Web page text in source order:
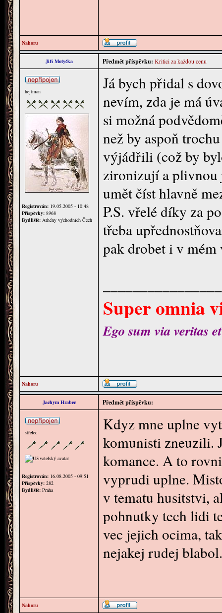
Nahoru
Jiří Motyčka Předmět příspěvku: Kritici za každou cenu
hejtman
Registrován: 19.05.2005 - 10:48
Příspěvky: 8968
Bydliště: Athény východních Čech
Já bych přidal s
nevím, zda je má
si možná
než by aspoň
výjádřili (což by
zironizují a plivnou
umět číst hlavně
P.S. vřelé díky za
třeba
pak drobet i v
Super omnia
Ego sum via veritas
Nahoru
Jachym Hrabec Předmět příspěvku:
střelec
Registrován: 16.08.2005 - 09:51
Příspěvky: 282
Bydliště: Praha
Kdyz mne uplne
komunisti zneuzili.
komance. A to
vyprudi uplne.
v tematu husitstvi,
pohnutky tech lidi
vec jejich ocima,
nejakej rudej
Nahoru